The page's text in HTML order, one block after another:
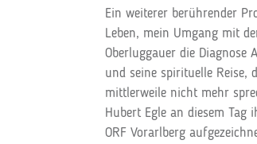
Ein weiterer berührender
Leben, mein Umgang mit
Oberluggauer die Diagnose
und seine spirituelle Reise,
mittlerweile nicht mehr
Hubert Egle an diesem Tag
ORF Vorarlberg